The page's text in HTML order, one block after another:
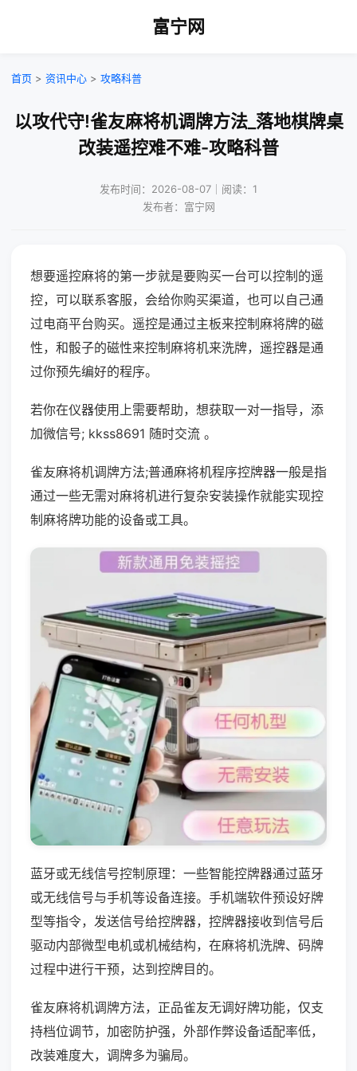
富宁网
首页 > 资讯中心 > 攻略科普
以攻代守!雀友麻将机调牌方法_落地棋牌桌
改装遥控难不难-攻略科普
发布时间：2026-08-07｜阅读：1
发布者：富宁网
想要遥控麻将的第一步就是要购买一台可以控制的遥
控，可以联系客服，会给你购买渠道，也可以自己通
过电商平台购买。遥控是通过主板来控制麻将牌的磁
性，和骰子的磁性来控制麻将机来洗牌，遥控器是通
过你预先编好的程序。
若你在仪器使用上需要帮助，想获取一对一指导，添
加微信号; kkss8691 随时交流 。
雀友麻将机调牌方法;普通麻将机程序控牌器一般是指
通过一些无需对麻将机进行复杂安装操作就能实现控
制麻将牌功能的设备或工具。
蓝牙或无线信号控制原理：一些智能控牌器通过蓝牙
或无线信号与手机等设备连接。手机端软件预设好牌
型等指令，发送信号给控牌器，控牌器接收到信号后
驱动内部微型电机或机械结构，在麻将机洗牌、码牌
过程中进行干预，达到控牌目的。
雀友麻将机调牌方法，正品雀友无调好牌功能，仅支
持档位调节，加密防护强，外部作弊设备适配率低，
改装难度大，调牌多为骗局。